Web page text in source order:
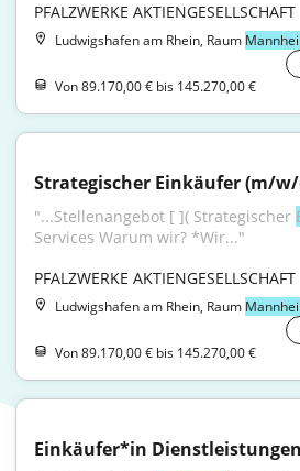
PFALZWERKE AKTIENGESELLSCHAFT
Ludwigshafen am Rhein, Raum
Von 89.170,00 € bis 145.270,00 €
Strategischer Einkäufer (m/w/
"...Stellenangebot [ ]( Strategischer
Services Warum wir? *Wir..."
PFALZWERKE AKTIENGESELLSCHAFT
Ludwigshafen am Rhein, Raum
Von 89.170,00 € bis 145.270,00 €
Einkäufer*in Dienstleistungen